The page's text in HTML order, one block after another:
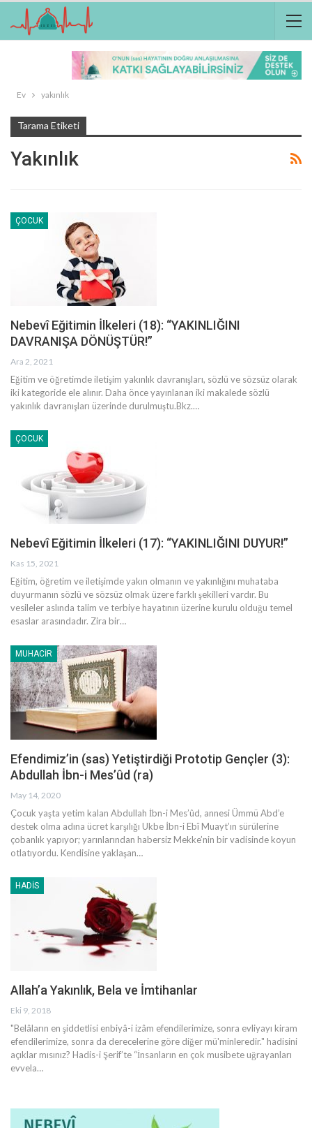
Ev yakınlık
Tarama Etiketi
Yakınlık
ÇOCUK
Nebevî Eğitimin İlkeleri (18): “YAKINLIĞINI
DAVRANIŞA DÖNÜŞTÜR!”
Ara 2, 2021
Eğitim ve öğretimde iletişim yakınlık davranışları, sözlü ve sözsüz olarak
iki kategoride ele alınır. Daha önce yayınlanan iki makalede sözlü
yakınlık davranışları üzerinde durulmuştu.Bkz.…
ÇOCUK
Nebevî Eğitimin İlkeleri (17): “YAKINLIĞINI DUYUR!”
Kas 15, 2021
Eğitim, öğretim ve iletişimde yakın olmanın ve yakınlığını muhataba
duyurmanın sözlü ve sözsüz olmak üzere farklı şekilleri vardır. Bu
vesileler aslında talim ve terbiye hayatının üzerine kurulu olduğu temel
esaslar arasındadır. Zira bir…
MUHACIR
Efendimiz’in (sas) Yetiştirdiği Prototip Gençler (3):
Abdullah İbn-i Mes’ûd (ra)
May 14, 2020
Çocuk yaşta yetim kalan Abdullah İbn-i Mes’ûd, annesi Ümmü Abd’e
destek olma adına ücret karşılığı Ukbe İbn-i Ebî Muayt’ın sürülerine
çobanlık yapıyor; yarınlarından habersiz Mekke’nin bir vadisinde koyun
otlatıyordu. Kendisine yaklaşan…
HADIS
Allah’a Yakınlık, Bela ve İmtihanlar
Eki 9, 2018
"Belâların en şiddetlisi enbiyâ-i izâm efendilerimize, sonra evliyayı kiram
efendilerimize, sonra da derecelerine göre diğer mü'minleredir." hadisini
açıklar mısınız? Hadis-i Şerif’te “İnsanların en çok musibete uğrayanları
evvela…